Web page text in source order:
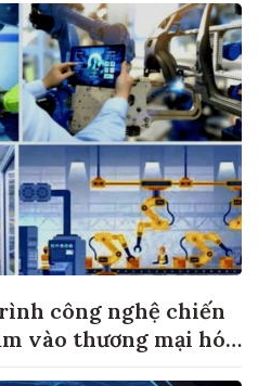
công nghệ chiến
vào thương mại hóa